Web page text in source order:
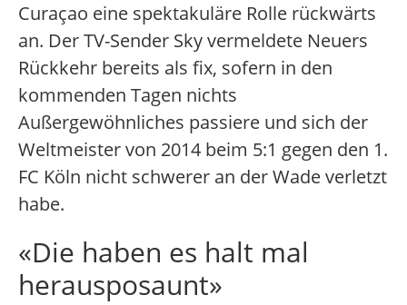
Curaçao eine spektakuläre Rolle rückwärts
an. Der TV-Sender Sky vermeldete Neuers
Rückkehr bereits als fix, sofern in den
kommenden Tagen nichts
Außergewöhnliches passiere und sich der
Weltmeister von 2014 beim 5:1 gegen den 1.
FC Köln nicht schwerer an der Wade verletzt
habe.
«Die haben es halt mal
herausposaunt»